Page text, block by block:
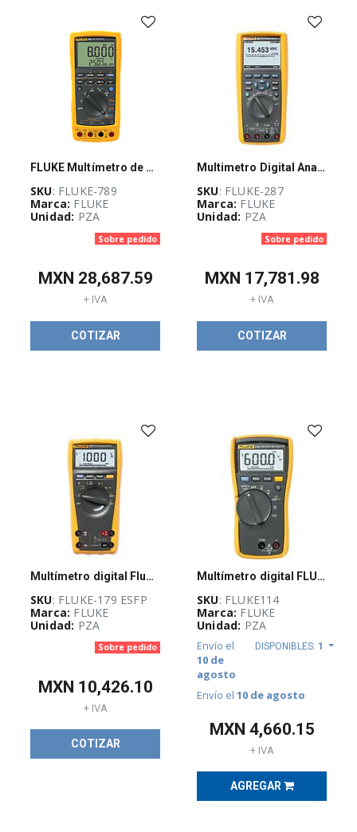
Disponibilidad
FLUKE Multímetro de procesos 789, ProcessMeter, Fluke Connect - FLUKE789
SKU: FLUKE-789
Marca: FLUKE
Unidad: PZA
Sobre pedido
MXN 28,687.59
+ IVA
COTIZAR
Multimetro Digital Analogico Profesional
SKU: FLUKE-287
Marca: FLUKE
Unidad: PZA
Sobre pedido
MXN 17,781.98
+ IVA
COTIZAR
Multímetro digital Fluke 179, de valor eficaz verdadero - FLUKE 179 ESFP
SKU: FLUKE-179 ESFP
Marca: FLUKE
Unidad: PZA
Sobre pedido
MXN 10,426.10
+ IVA
COTIZAR
Multímetro digital FLUKE 114, 600 V max, AutoVolt
SKU: FLUKE114
Marca: FLUKE
Unidad: PZA
Envío el
10 de
agosto
DISPONIBLES: 1
Envío el 10 de agosto
MXN 4,660.15
+ IVA
AGREGAR